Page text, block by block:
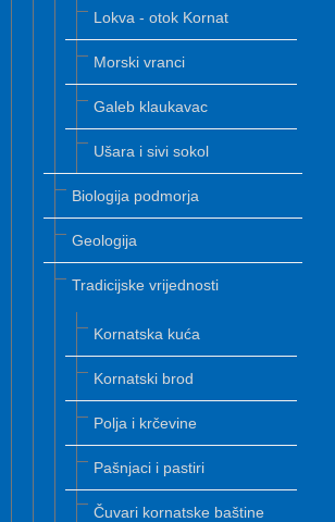
Lokva - otok Kornat
Morski vranci
Galeb klaukavac
Ušara i sivi sokol
Biologija podmorja
Geologija
Tradicijske vrijednosti
Kornatska kuća
Kornatski brod
Polja i krčevine
Pašnjaci i pastiri
Čuvari kornatske baštine